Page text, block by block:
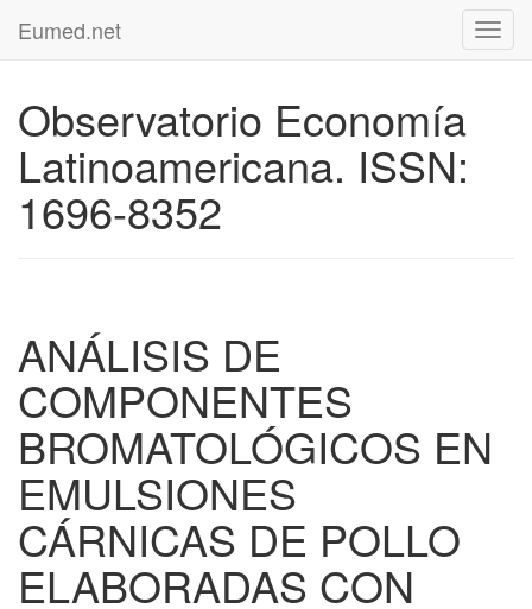
Eumed.net
Observatorio Economía
Latinoamericana. ISSN:
1696-8352
ANÁLISIS DE
COMPONENTES
BROMATOLÓGICOS EN
EMULSIONES
CÁRNICAS DE POLLO
ELABORADAS CON